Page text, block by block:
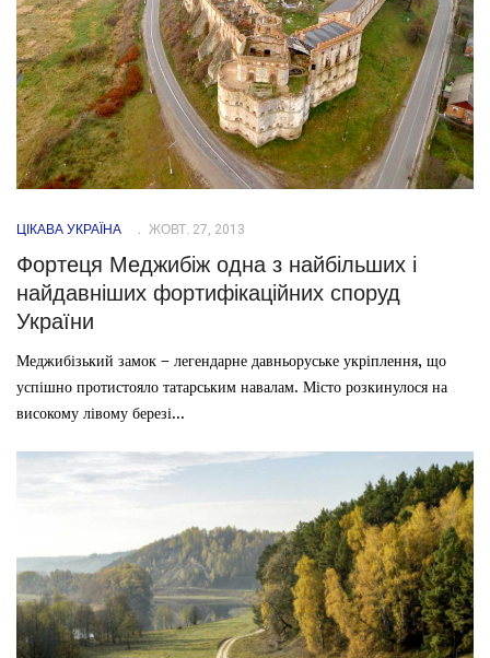
ЦІКАВА УКРАЇНА ЖОВТ. 27, 2013
Фортеця Меджибіж одна з найбільших і
найдавніших фортифікаційних споруд
України
Меджибізький замок – легендарне давньоруське укріплення, що
успішно протистояло татарським навалам. Місто розкинулося на
високому лівому березі...